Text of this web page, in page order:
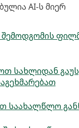
AI-ს მიერ
სახლიდან
საახალწლო